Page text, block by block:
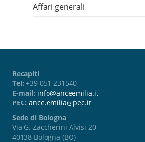
Affari generali
Recapiti
Tel: +39 051 231540
E-mail: info@anceemilia.it
PEC: ance.emilia@pec.it
Sede di Bologna
Via G. Zaccherini Alvisi 20
40138 Bologna (BO)